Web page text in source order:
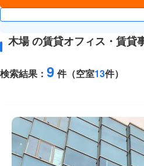
木場 の賃貸オフィス・賃貸
検索結果： 9 件（空室13件）